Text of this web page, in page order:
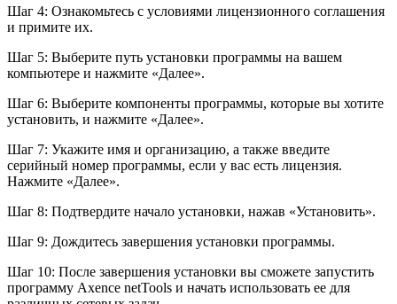
Шаг 4: Ознакомьтесь с условиями лицензионного соглашения
и примите их.
Шаг 5: Выберите путь установки программы на вашем
компьютере и нажмите «Далее».
Шаг 6: Выберите компоненты программы, которые вы хотите
установить, и нажмите «Далее».
Шаг 7: Укажите имя и организацию, а также введите
серийный номер программы, если у вас есть лицензия.
Нажмите «Далее».
Шаг 8: Подтвердите начало установки, нажав «Установить».
Шаг 9: Дождитесь завершения установки программы.
Шаг 10: После завершения установки вы сможете запустить
программу Axence netTools и начать использовать ее для